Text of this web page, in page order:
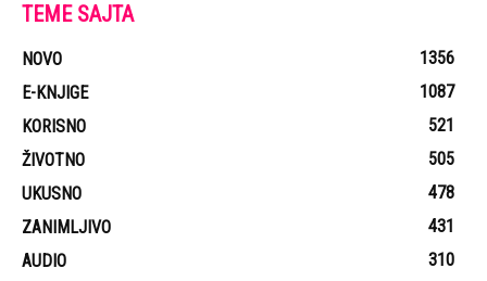
TEME SAJTA
NOVO
1356
E-KNJIGE
1087
KORISNO
521
ŽIVOTNO
505
UKUSNO
478
ZANIMLJIVO
431
AUDIO
310